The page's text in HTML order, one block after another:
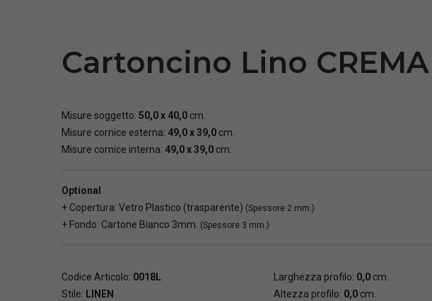
Cartoncino Lino
Misure soggetto: 50,0 x 40,0 cm.
Misure cornice esterna: 49,0 x 39,0 cm.
Misure cornice interna: 49,0 x 39,0 cm.
Optional
+ Copertura: Vetro Plastico (trasparente) (Spessore 2 mm.)
+ Fondo: Cartone Bianco 3mm. (Spessore 3 mm.)
Codice Articolo: 0018L
Stile: LINEN
Larghezza profilo: 0,0 cm.
Altezza profilo: 0,0 cm.